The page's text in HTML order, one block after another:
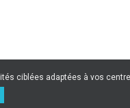
ciblées adaptées à vos